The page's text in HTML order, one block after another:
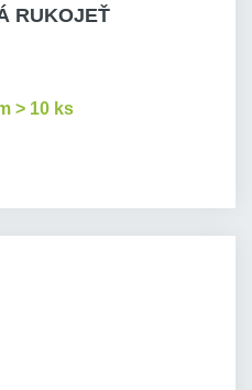
RUKOJEŤ
> 10 ks